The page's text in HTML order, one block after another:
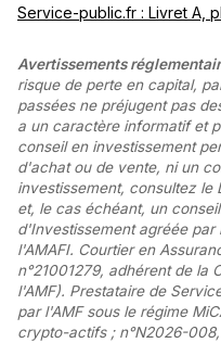
Service-public.fr : Livret A,
Avertissements
risque de perte en capital,
passées ne préjugent pas
a un caractère informatif et
conseil en investissement
d'achat ou de vente, ni un
investissement, consultez le
et, le cas échéant, un
d'Investissement agréée par
l'AMAFI. Courtier en
n°21001279, adhérent de la
l'AMF). Prestataire de
par l'AMF sous le régime
crypto-actifs ; n°N2026-